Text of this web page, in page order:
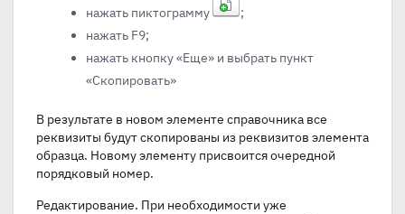
нажать пиктограмму
;
нажать F9;
нажать кнопку «Еще» и выбрать пункт
«Скопировать»
В результате в новом элементе справочника все
реквизиты будут скопированы из реквизитов элемента
образца. Новому элементу присвоится очередной
порядковый номер.
Редактирование. При необходимости уже